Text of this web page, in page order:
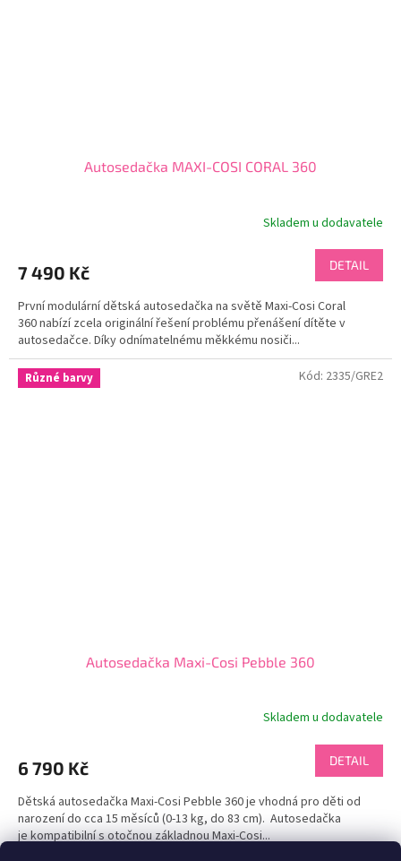
Autosedačka MAXI-COSI CORAL 360
Skladem u dodavatele
7 490 Kč DETAIL
První modulární dětská autosedačka na světě Maxi-Cosi Coral
360 nabízí zcela originální řešení problému přenášení dítěte v
autosedačce. Díky odnímatelnému měkkému nosiči...
Různé barvy
Autosedačka Maxi-Cosi Pebble 360
Skladem u dodavatele
6 790 Kč DETAIL
Dětská autosedačka Maxi-Cosi Pebble 360 je vhodná pro děti od
narození do cca 15 měsíců (0-13 kg, do 83 cm). Autosedačka
je kompatibilní s otočnou základnou Maxi-Cosi...
Kód: 2335/GRE2